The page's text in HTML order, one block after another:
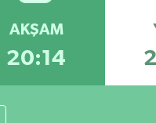
AKŞAM
20:14